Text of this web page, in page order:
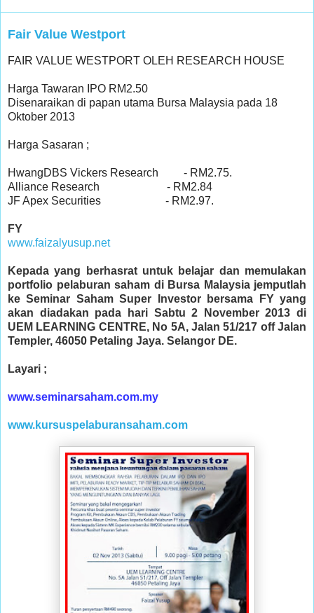
Fair Value Westport
FAIR VALUE WESTPORT OLEH RESEARCH HOUSE
Harga Tawaran IPO RM2.50
Disenaraikan di papan utama Bursa Malaysia pada 18
Oktober 2013
Harga Sasaran ;
HwangDBS Vickers Research - RM2.75.
Alliance Research - RM2.84
JF Apex Securities - RM2.97.
FY
www.faizalyusup.net
Kepada yang berhasrat untuk belajar dan memulakan
portfolio pelaburan saham di Bursa Malaysia jemputlah
ke Seminar Saham Super Investor bersama FY yang
akan diadakan pada hari Sabtu 2 November 2013 di
UEM LEARNING CENTRE, No 5A, Jalan 51/217 off Jalan
Templer, 46050 Petaling Jaya. Selangor DE.
Layari ;
www.seminarsaham.com.my
www.kursuspelaburansaham.com